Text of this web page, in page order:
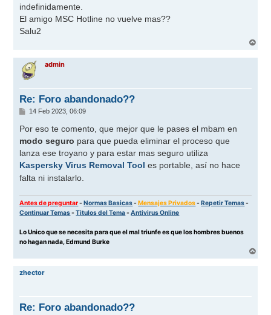
indefinidamente.
El amigo MSC Hotline no vuelve mas??
Salu2
r
admin
Re: Foro abandonado??
M
n
a
j
e
14 Feb 2023, 06:09
Por eso te comento, que mejor que le pases el mbam en
modo seguro para que pueda eliminar el proceso que
lanza ese troyano y para estar mas seguro utiliza
Kaspersky Virus Removal Tool es portable, así no hace
falta ni instalarlo.
Antes de preguntar-Normas Basicas-Mensajes Privados-Repetir Temas-
Continuar Temas-Titulos del Tema-Antivirus Online
Lo Unico que se necesita para que el mal triunfe es que los hombres buenos
no hagan nada, Edmund Burke
r
zhector
Re: Foro abandonado??